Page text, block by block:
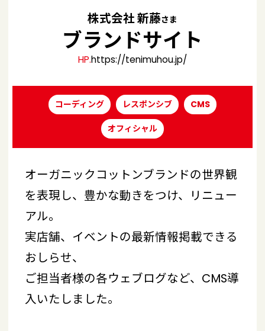
株式会社 新藤さま
ブランドサイト
HP.https://tenimuhou.jp/
コーディング レスポンシブ CMS
オフィシャル
オーガニックコットンブランドの世界観
を表現し、豊かな動きをつけ、リニュー
アル。
実店舗、イベントの最新情報掲載できる
おしらせ、
ご担当者様の各ウェブログなど、CMS導
入いたしました。